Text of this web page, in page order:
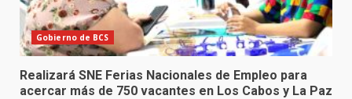
Gobierno de BCS
Realizará SNE Ferias Nacionales de Empleo para
acercar más de 750 vacantes en Los Cabos y La Paz